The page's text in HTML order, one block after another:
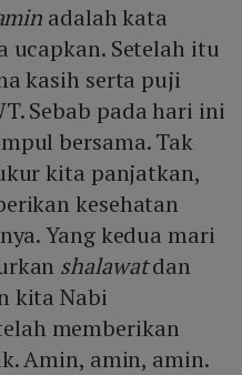
adalah kata
ucapkan. Setelah itu
kasih serta puji
Sebab pada hari ini
bersama. Tak
kita panjatkan,
kesehatan
Yang kedua mari
shalawatdan
kita Nabi
memberikan
Amin, amin, amin.